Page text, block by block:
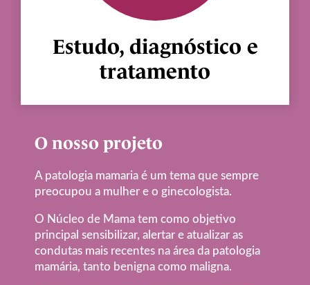
Estudo, diagnóstico e
tratamento
O nosso projeto
A patologia mamaria é um tema que sempre
preocupou a mulher e o ginecologista.
O Núcleo de Mama tem como objetivo
principal sensibilizar, alertar e atualizar as
condutas mais recentes na área da patologia
mamária, tanto benigna como maligna.